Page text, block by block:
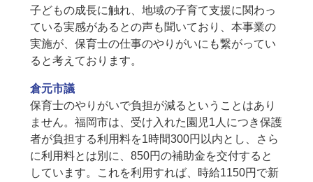
子どもの成長に触れ、地域の子育て支援に関わっ
ている実感があるとの声も聞いており、本事業の
実施が、保育士の仕事のやりがいにも繋がってい
ると考えております。
倉元市議
保育士のやりがいで負担が減るということはあり
ません。福岡市は、受け入れた園児1人につき保護
者が負担する利用料を1時間300円以内とし、さら
に利用料とは別に、850円の補助金を交付すると
しています。これを利用すれば、時給1150円で新